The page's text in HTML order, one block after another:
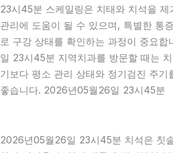
23시45분 스케일링은 치태와 치석을 제
관리에 도움이 될 수 있으며, 특별한 통
로 구강 상태를 확인하는 과정이 중요
일 23시45분 지역치과를 방문할 때는
기보다 평소 관리 상태와 정기검진 주기
좋습니다. 2026년05월26일 23시45분
2026년05월26일 23시45분 치석은 칫